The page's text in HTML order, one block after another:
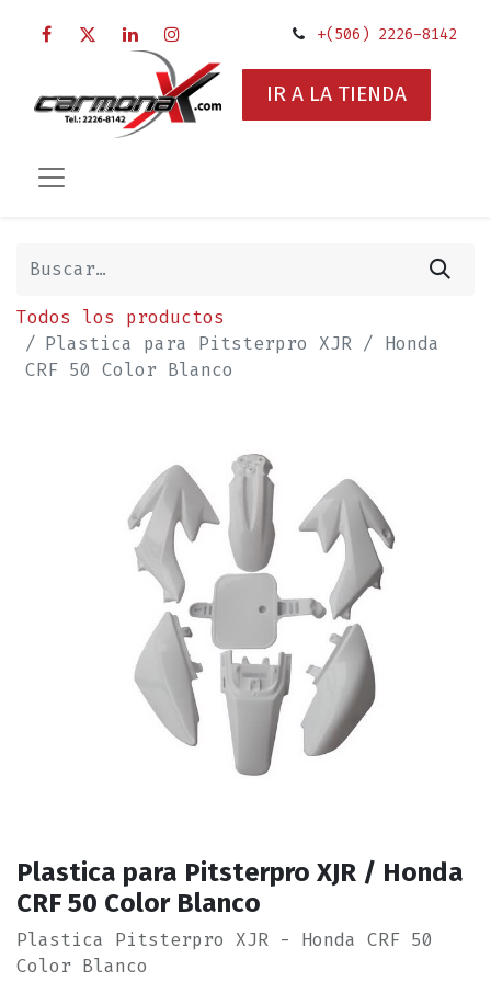
+(506) 2226-8142
IR A LA TIENDA
Todos los productos
Plastica para Pitsterpro XJR / Honda
CRF 50 Color Blanco
Plastica para Pitsterpro XJR / Honda
CRF 50 Color Blanco
Plastica Pitsterpro XJR - Honda CRF 50
Color Blanco